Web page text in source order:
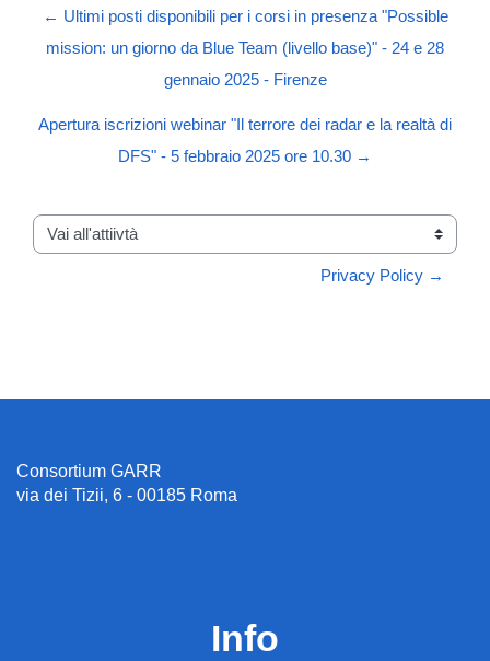
← Ultimi posti disponibili per i corsi in presenza "Possible
mission: un giorno da Blue Team (livello base)" - 24 e 28
gennaio 2025 - Firenze
Apertura iscrizioni webinar "Il terrore dei radar e la realtà di
DFS" - 5 febbraio 2025 ore 10.30 →
Vai all'attiivtà
Privacy Policy →
Consortium GARR
via dei Tizii, 6 - 00185 Roma
Info